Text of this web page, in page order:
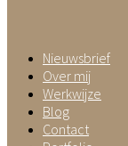
Nieuwsbrief
Over mij
Werkwijze
Blog
Contact